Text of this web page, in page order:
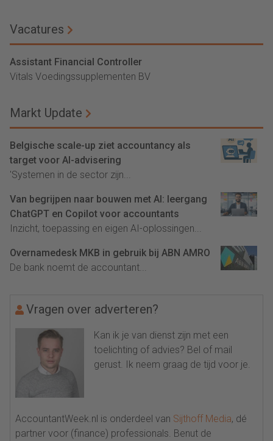
Vacatures
Assistant Financial Controller
Vitals Voedingssupplementen BV
Markt Update
Belgische scale-up ziet accountancy als
target voor AI-advisering
'Systemen in de sector zijn...
Van begrijpen naar bouwen met AI: leergang
ChatGPT en Copilot voor accountants
Inzicht, toepassing en eigen AI-oplossingen...
Overnamedesk MKB in gebruik bij ABN AMRO
De bank noemt de accountant...
Vragen over adverteren?
Kan ik je van dienst zijn met een
toelichting of advies? Bel of mail
gerust. Ik neem graag de tijd voor je.
AccountantWeek.nl is onderdeel van Sijthoff Media, dé
partner voor (finance) professionals. Benut de